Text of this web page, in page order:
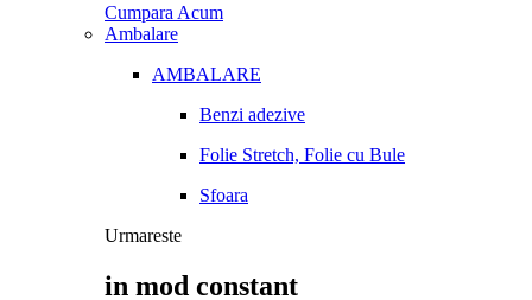
Cumpara Acum
Ambalare
AMBALARE
Benzi adezive
Folie Stretch, Folie cu Bule
Sfoara
Urmareste
in mod constant